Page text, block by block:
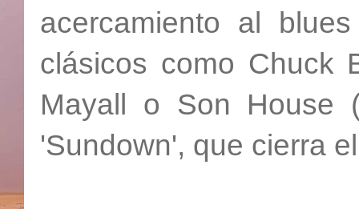
acercamiento al
clásicos como Chuck
Mayall o Son House
'Sundown', que cierra